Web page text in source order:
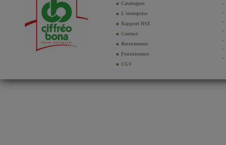
Catalogues
L'entreprise
Rapport RSE
Contact
Recrutement
Fournisseurs
CGV